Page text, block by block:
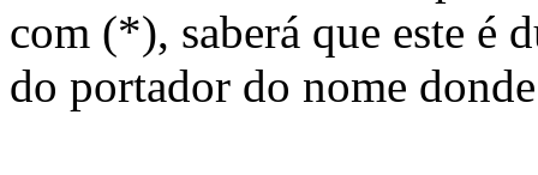
com (*), saberá que este é
do portador do nome